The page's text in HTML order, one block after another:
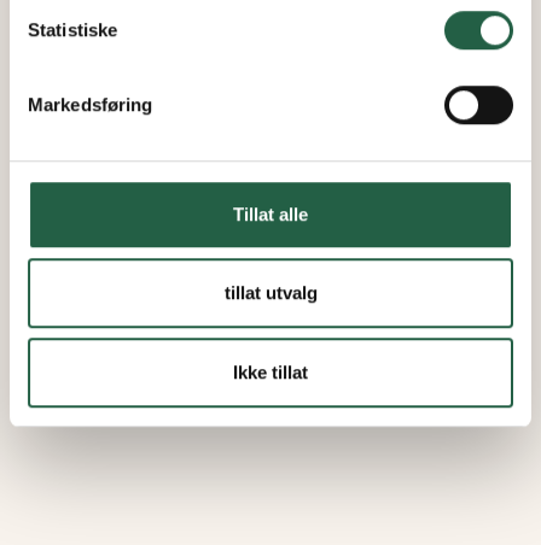
personopplysninger
Statistiske
Markedsføring
Tillat alle
tillat utvalg
Ikke tillat